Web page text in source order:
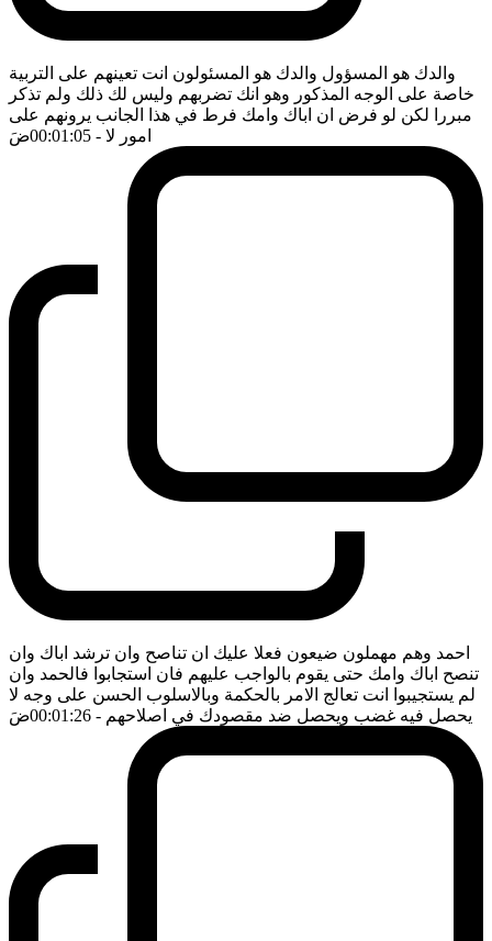
والدك هو المسؤول والدك هو المسئولون انت تعينهم على التربية
خاصة على الوجه المذكور وهو انك تضربهم وليس لك ذلك ولم تذكر
مبررا لكن لو فرض ان اباك وامك فرط في هذا الجانب يرونهم على
امور لا - 00:01:05 ضَ
احمد وهم مهملون ضيعون فعلا عليك ان تناصح وان ترشد اباك وان
تنصح اباك وامك حتى يقوم بالواجب عليهم فان استجابوا فالحمد وان
لم يستجيبوا انت تعالج الامر بالحكمة وبالاسلوب الحسن على وجه لا
يحصل فيه غضب ويحصل ضد مقصودك في اصلاحهم - 00:01:26 ضَ